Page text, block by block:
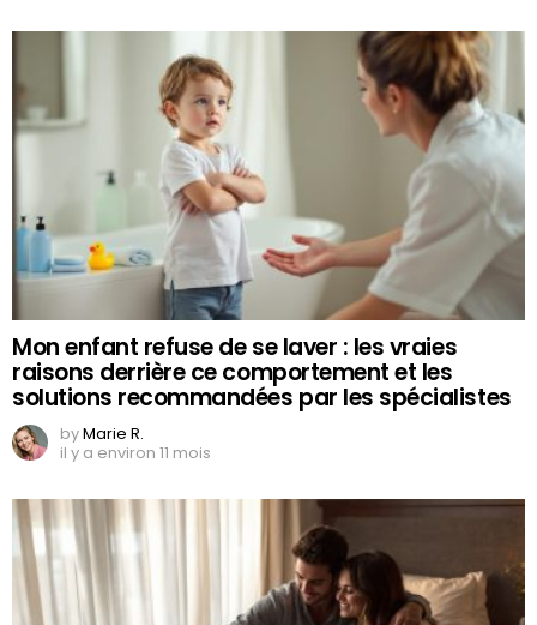
Mon enfant refuse de se laver : les vraies
raisons derrière ce comportement et les
solutions recommandées par les spécialistes
byMarie R.
il y a environ 11 mois